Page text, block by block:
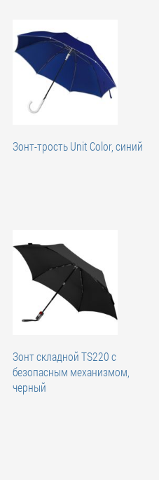
Зонт-трость Unit Color, синий
Зонт складной TS220 с
безопасным механизмом,
черный